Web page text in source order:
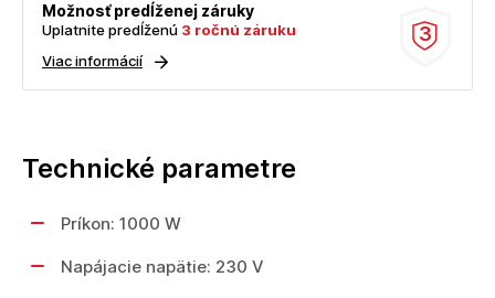
3
Možnosť predĺženej záruky
Uplatnite predĺženú 3 ročnú záruku
Viac informácií
Technické parametre
Príkon: 1000 W
Napájacie napätie: 230 V